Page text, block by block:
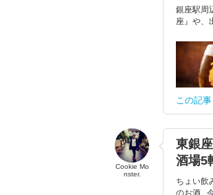
銀座駅周
座』や、
この記
Cookie Mo
nster.
東銀
酒場5
ちょい飲
のお酒...